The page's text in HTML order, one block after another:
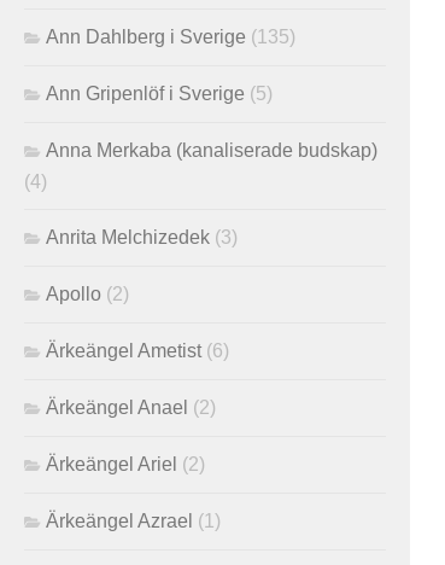
Ann Dahlberg i Sverige (135)
Ann Gripenlöf i Sverige (5)
Anna Merkaba (kanaliserade budskap)
(4)
Anrita Melchizedek (3)
Apollo (2)
Ärkeängel Ametist (6)
Ärkeängel Anael (2)
Ärkeängel Ariel (2)
Ärkeängel Azrael (1)